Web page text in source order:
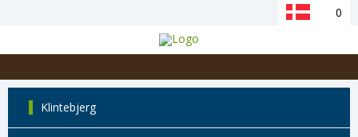
0
Klintebjerg